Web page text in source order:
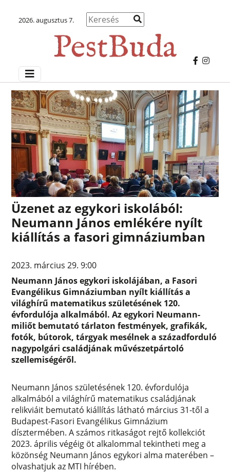
2026. augusztus 7.
Üzenet az egykori iskolából:
Neumann János emlékére nyílt
kiállítás a fasori gimnáziumban
2023. március 29. 9:00
Neumann János egykori iskolájában, a Fasori
Evangélikus Gimnáziumban nyílt kiállítás a
világhírű matematikus születésének 120.
évfordulója alkalmából. Az egykori Neumann-
miliőt bemutató tárlaton festmények, grafikák,
fotók, bútorok, tárgyak mesélnek a századforduló
nagypolgári családjának művészetpártoló
szellemiségéről.
Neumann János születésének 120. évfordulója
alkalmából a világhírű matematikus családjának
relikviáit bemutató kiállítás látható március 31-től a
Budapest-Fasori Evangélikus Gimnázium
dísztermében. A számos ritkaságot rejtő kollekciót
2023. április végéig öt alkalommal tekintheti meg a
közönség Neumann János egykori alma materében –
olvashatjuk az MTI hírében.